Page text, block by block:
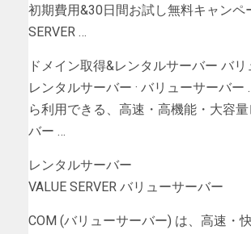
初期費用&30日間お試し無料キャンペ
SERVER …
ドメイン取得&レンタルサーバー バリ
レンタルサーバー · バリューサーバ
ら利用できる、高速・高機能・大容
バー …
レンタルサーバー
VALUE SERVER バリューサーバー
COM (バリューサーバー) は、高速・